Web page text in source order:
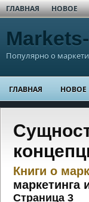
ГЛАВНАЯ НОВОЕ
Популярно о
ГЛАВНАЯ НОВОЕ
Книги о
маркетинга
Страница 3